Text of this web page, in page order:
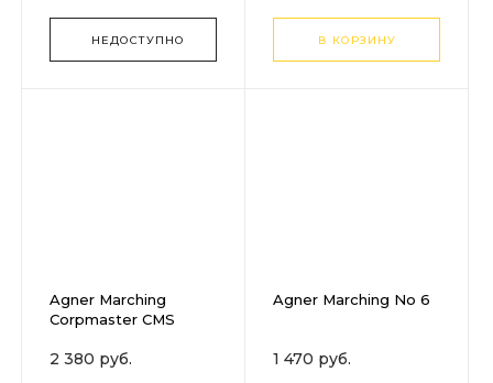
НЕДОСТУПНО В КОРЗИНУ
Agner Marching
Corpmaster CMS
2 380 руб.
Agner Marching No 6
1 470 руб.